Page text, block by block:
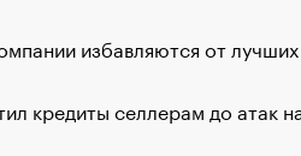
избавляются от лучших
кредиты селлерам до атак